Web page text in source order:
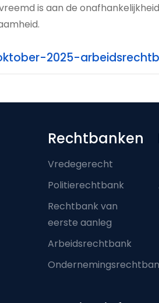
is aan de
2025-
Footer-
Rechtbanken
Vredegerecht
Politierechtbank
Rechtbank van
eerste aanleg
Arbeidsrechtbank